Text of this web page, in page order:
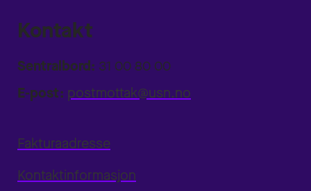
Kontakt
Sentralbord: 31 00 80 00
E-post: postmottak@usn.no
Fakturaadresse
Kontaktinformasjon